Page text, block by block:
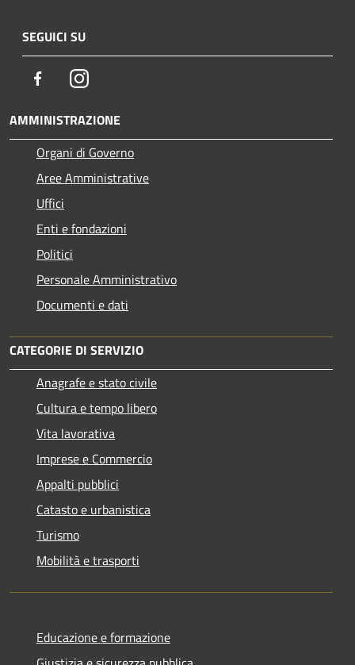
SEGUICI SU
FacebookInstagram
AMMINISTRAZIONE
Organi di Governo
Aree Amministrative
Uffici
Enti e fondazioni
Politici
Personale Amministrativo
Documenti e dati
CATEGORIE DI SERVIZIO
Anagrafe e stato civile
Cultura e tempo libero
Vita lavorativa
Imprese e Commercio
Appalti pubblici
Catasto e urbanistica
Turismo
Mobilità e trasporti
Educazione e formazione